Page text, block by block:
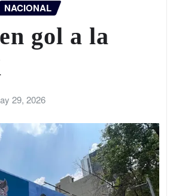
NACIONAL
gol a la
29, 2026